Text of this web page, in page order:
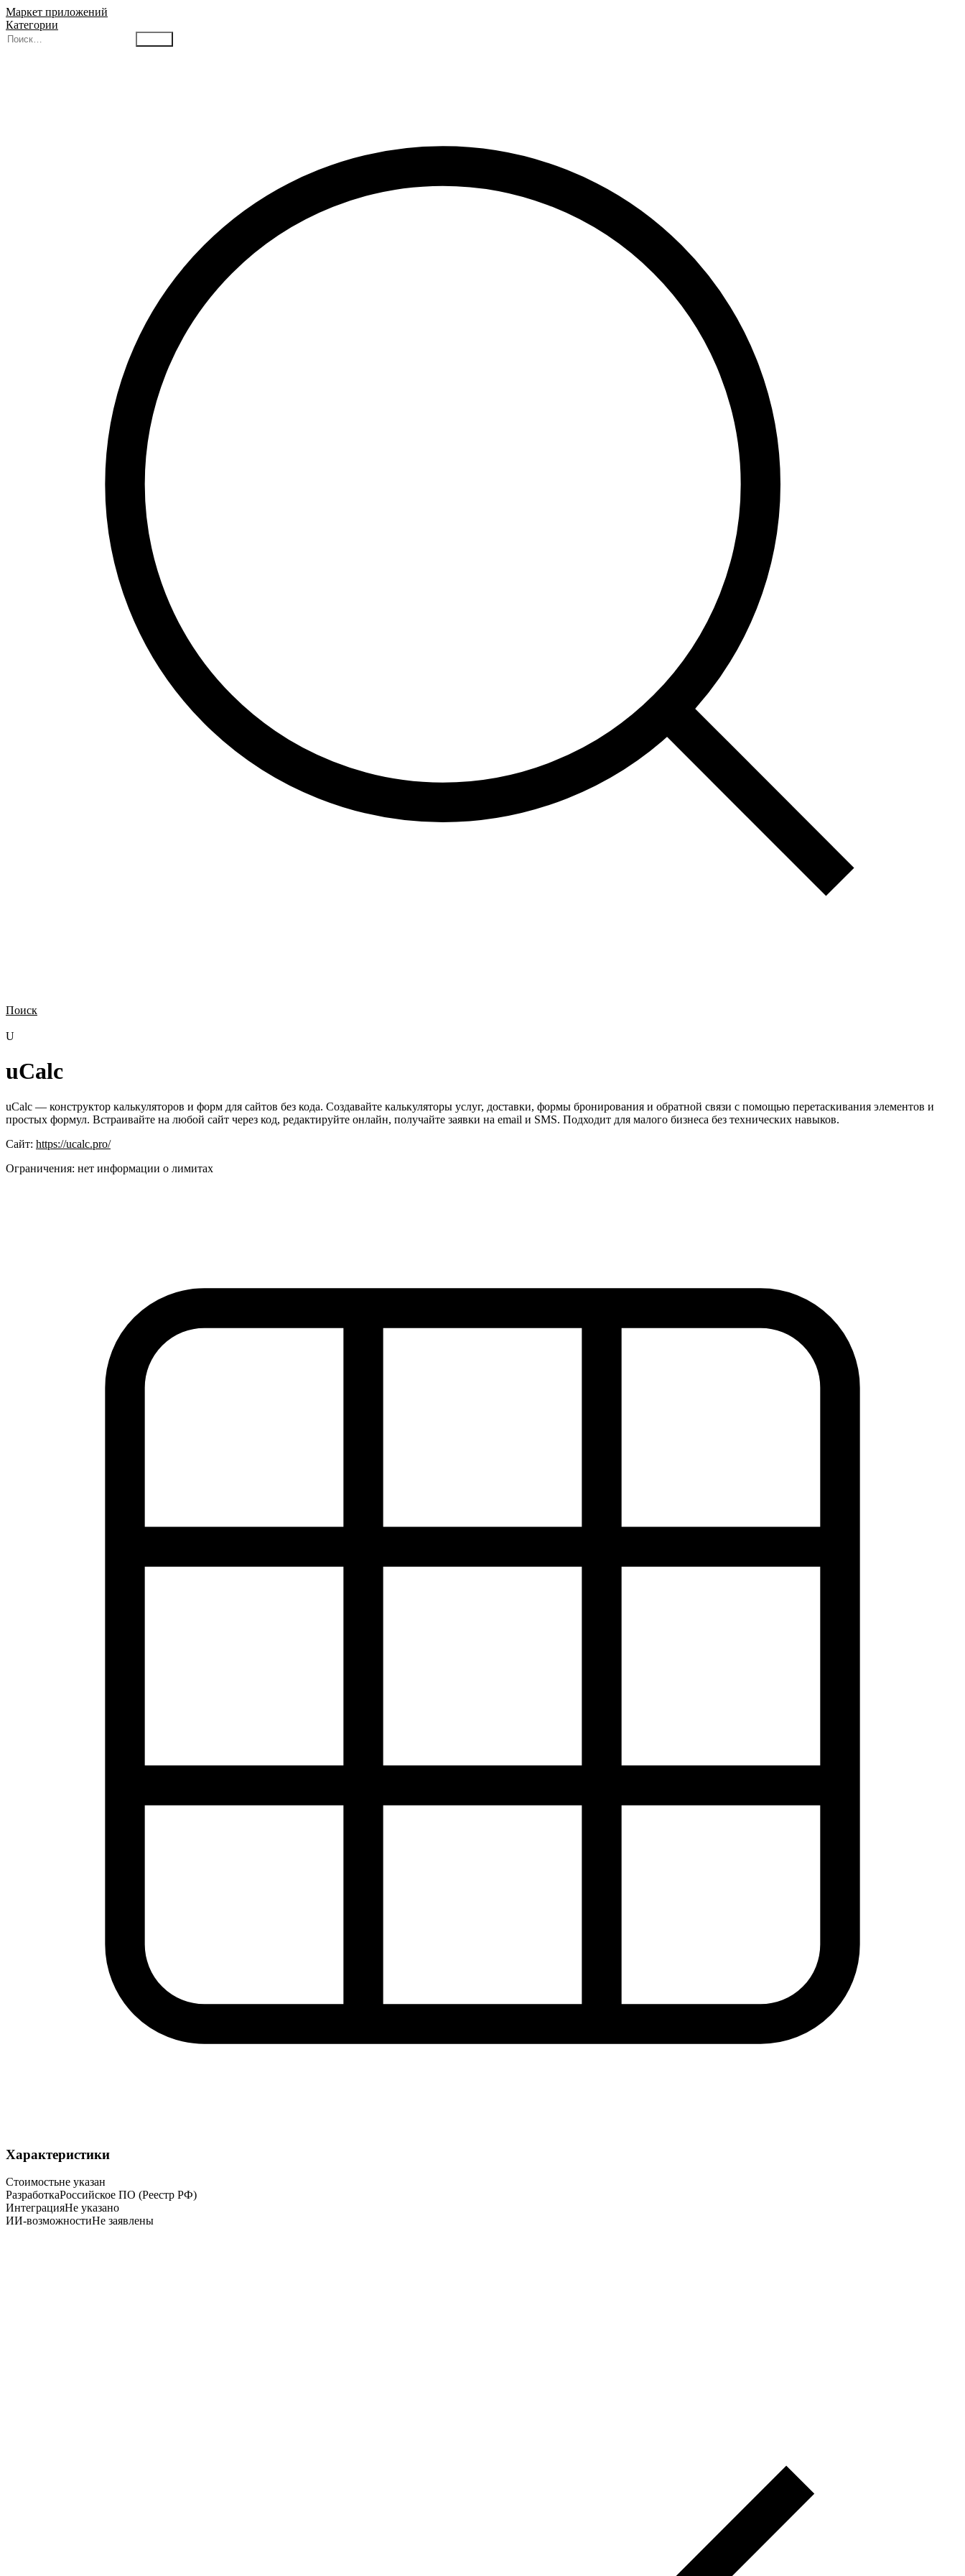
Маркет приложений
Категории
Поиск
U
uCalc
uCalc — конструктор калькуляторов и форм для сайтов без кода. Создавайте калькуляторы услуг, доставки, формы бронирования и обратной связи с помощью перетаскивания элементов и
простых формул. Встраивайте на любой сайт через код, редактируйте онлайн, получайте заявки на email и SMS. Подходит для малого бизнеса без технических навыков.
Сайт: https://ucalc.pro/
Ограничения: нет информации о лимитах
Характеристики
Стоимостьне указан
РазработкаРоссийское ПО (Реестр РФ)
ИнтеграцияНе указано
ИИ-возможностиНе заявлены